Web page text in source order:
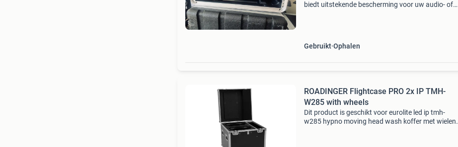
biedt uitstekende bescherming voor uw audio- of
Gebruikt Ophalen
ROADINGER Flightcase PRO 2x IP TMH-
W285 with wheels
Dit product is geschikt voor eurolite led ip tmh-
w285 hypno moving head wash koffer met wielen,